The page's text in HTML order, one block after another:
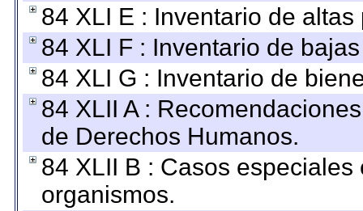
84 XLI E : Inventario de
84 XLI F : Inventario de
84 XLI G : Inventario de
84 XLII A :
de Derechos Humanos.
84 XLII B : Casos
organismos.